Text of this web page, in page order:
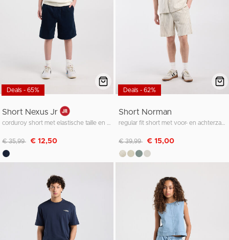
Deals - 65%
Short Nexus Jr
Afgeprijsd van
€ 35,99 naar
€ 12,50
Deals - 62%
Short Norman
Afgeprijsd van
€ 39,99 naar
€ 15,00